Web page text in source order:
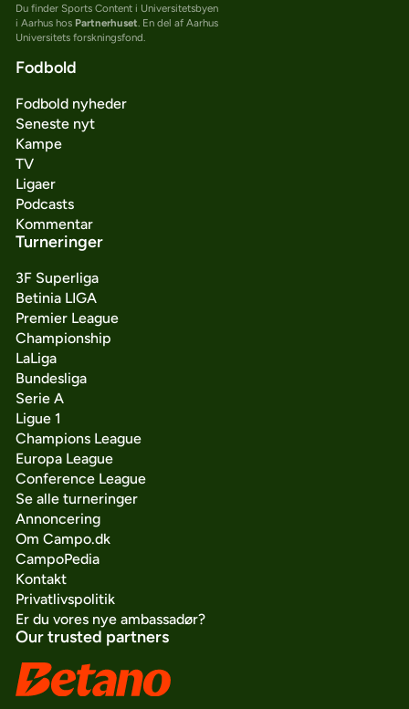
Du finder Sports Content i Universitetsbyen
i Aarhus hos Partnerhuset. En del af Aarhus
Universitets forskningsfond.
Fodbold
Fodbold nyheder
Seneste nyt
Kampe
TV
Ligaer
Podcasts
Kommentar
Turneringer
3F Superliga
Betinia LIGA
Premier League
Championship
LaLiga
Bundesliga
Serie A
Ligue 1
Champions League
Europa League
Conference League
Se alle turneringer
Annoncering
Om Campo.dk
CampoPedia
Kontakt
Privatlivspolitik
Er du vores nye ambassadør?
Our trusted partners